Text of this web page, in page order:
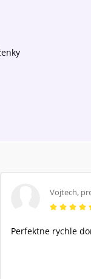
Vojtech,
Perfektne rychle